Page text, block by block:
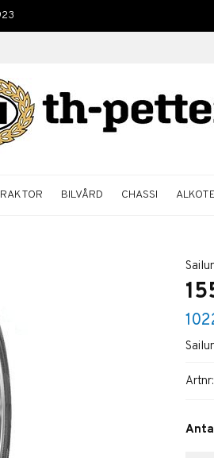
BILVÅRD CHASSI
Artnr: